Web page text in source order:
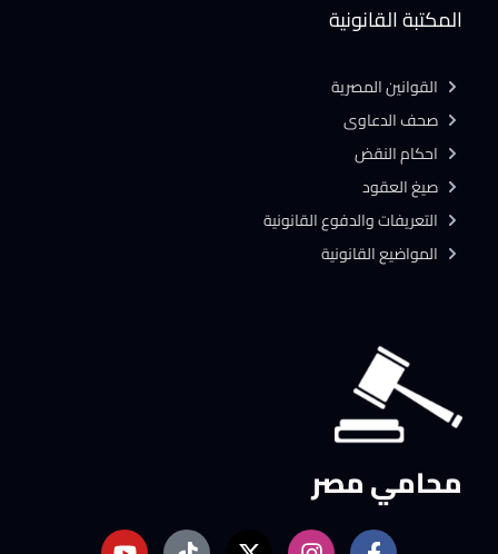
محامي مصر
المكتبة القانونية
القوانين المصرية
صحف الدعاوى
احكام النقض
صيغ العقود
التعريفات والدفوع القانونية
المواضيع القانونية